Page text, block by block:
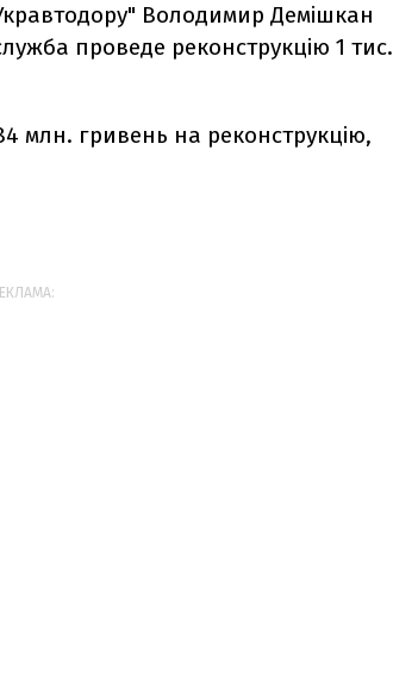
Володимир Демішкан
проведе реконструкцію 1 тис.
млн. гривень на реконструкцію,